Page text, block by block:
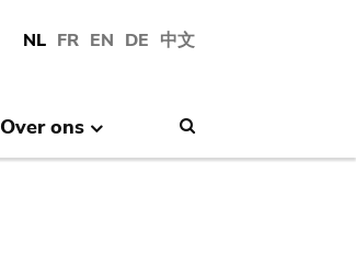
NL FR EN DE 中文
Over ons